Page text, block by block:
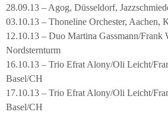
28.09.13 – Agog, Düsseldorf,
03.10.13 – Thoneline Orchester, Aachen,
12.10.13 – Duo Martina Gassmann/Frank
Nordsternturm
16.10.13 – Trio Efrat Alony/Oli Leicht/
Basel/CH
17.10.13 – Trio Efrat Alony/Oli Leicht/
Basel/CH